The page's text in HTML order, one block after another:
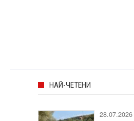
НАЙ-ЧЕТЕНИ
28.07.2026